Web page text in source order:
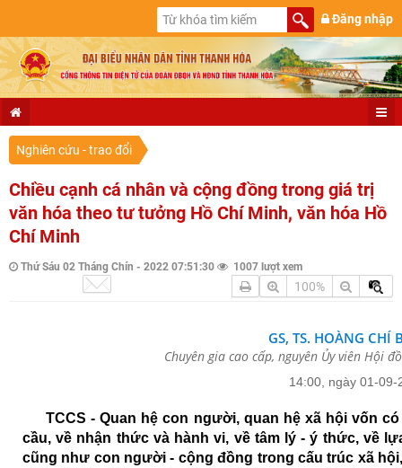
Đăng nhập
Nghiên cứu - trao đổi
Chiều cạnh cá nhân và cộng đồng trong giá trị
văn hóa theo tư tưởng Hồ Chí Minh, văn hóa Hồ
Chí Minh
Thứ Sáu 02 Tháng Chín - 2022 07:51:30 1007 lượt xem
100%
GS, TS. HOÀNG CHÍ
Chuyên gia cao cấp, nguyên Ủy viên Hội
14:00, ngày 01-09-
TCCS - Quan hệ con người, quan hệ xã hội vốn
cầu, về nhận thức và hành vi, về tâm lý - ý thức, về
cũng như con người - cộng đồng trong cấu trúc xã